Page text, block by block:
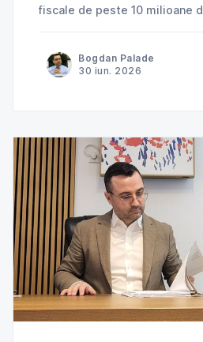
fiscale de peste 10 milioane
dreptate contribuabilului. Jurisprudență explicată
de Cabinet Avocat Bogdan Palade DIN
Bogdan Palade
30 iun. 2026